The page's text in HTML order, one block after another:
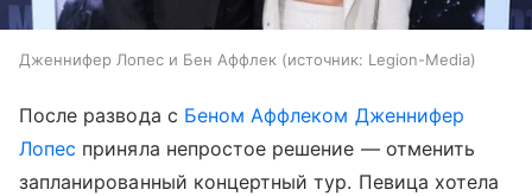
Дженнифер Лопес и Бен Аффлек источник: Legion-Media
После развода с Беном Аффлеком Дженнифер
Лопес приняла непростое решение — отменить
запланированный концертный тур. Певица хотела